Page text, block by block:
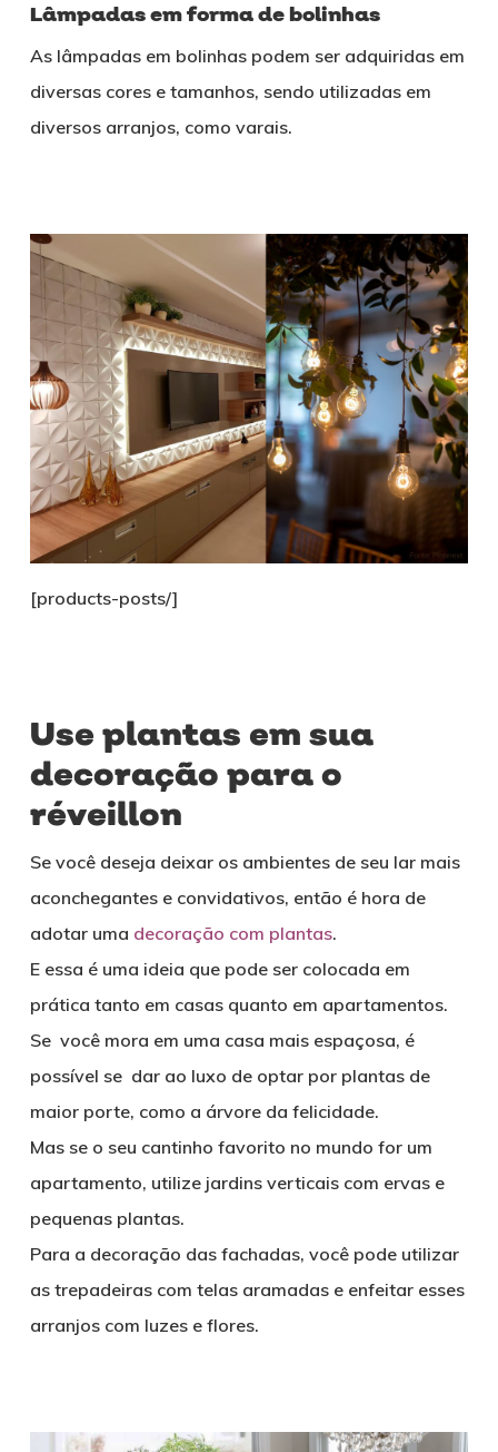
Lâmpadas em forma de bolinhas
As lâmpadas em bolinhas podem ser adquiridas em
diversas cores e tamanhos, sendo utilizadas em
diversos arranjos, como varais.
[products-posts/]
Use plantas em sua
decoração para o
réveillon
Se você deseja deixar os ambientes de seu lar mais
aconchegantes e convidativos, então é hora de
adotar uma decoração com plantas.
E essa é uma ideia que pode ser colocada em
prática tanto em casas quanto em apartamentos.
Se você mora em uma casa mais espaçosa, é
possível se dar ao luxo de optar por plantas de
maior porte, como a árvore da felicidade.
Mas se o seu cantinho favorito no mundo for um
apartamento, utilize jardins verticais com ervas e
pequenas plantas.
Para a decoração das fachadas, você pode utilizar
as trepadeiras com telas aramadas e enfeitar esses
arranjos com luzes e flores.